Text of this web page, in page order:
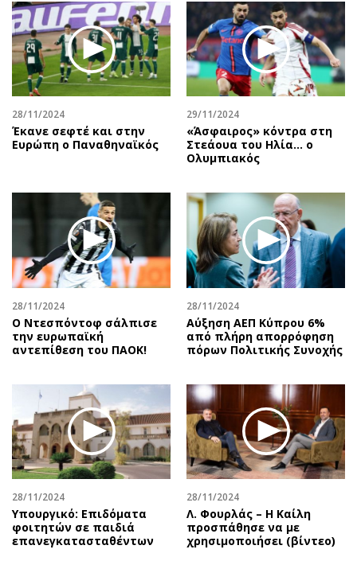
28/11/2024
Έκανε σεφτέ και στην
Ευρώπη ο Παναθηναϊκός
29/11/2024
«Άσφαιρος» κόντρα στη
Στεάουα του Ηλία... ο
Ολυμπιακός
28/11/2024
Ο Ντεσπόντοφ σάλπισε
την ευρωπαϊκή
αντεπίθεση του ΠΑΟΚ!
28/11/2024
Αύξηση ΑΕΠ Κύπρου 6%
από πλήρη απορρόφηση
πόρων Πολιτικής Συνοχής
28/11/2024
Υπουργικό: Επιδόματα
φοιτητών σε παιδιά
επανεγκατασταθέντων
28/11/2024
Λ. Φουρλάς – Η Καίλη
προσπάθησε να με
χρησιμοποιήσει (βίντεο)